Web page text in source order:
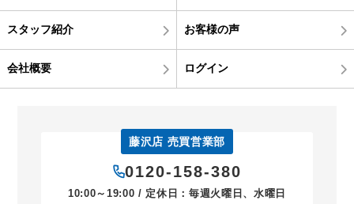
スタッフ紹介 お客様の声
会社概要 ログイン
藤沢店 売買営業部
0120-158-380
10:00～19:00 / 定休日：毎週火曜日、水曜日